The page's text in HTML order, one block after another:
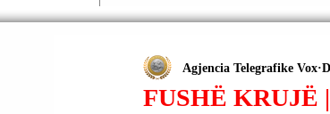
FUSHË KRUJË
Agjencia Telegrafike Vox